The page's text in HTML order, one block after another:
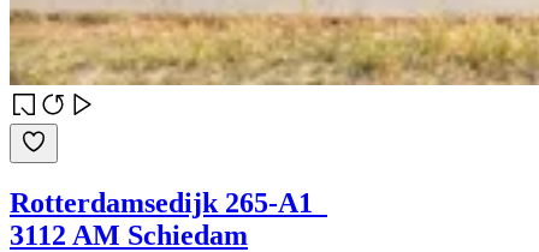
Rotterdamsedijk 265-A1
3112 AM Schiedam